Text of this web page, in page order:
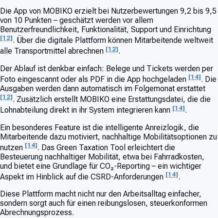
Die App von MOBIKO erzielt bei Nutzerbewertungen 9,2 bis 9,5
von 10 Punkten – geschätzt werden vor allem
Benutzerfreundlichkeit, Funktionalität, Support und Einrichtung
[12]. Über die digitale Plattform können Mitarbeitende weltweit
alle Transportmittel abrechnen [12].
Der Ablauf ist denkbar einfach: Belege und Tickets werden per
Foto eingescannt oder als PDF in die App hochgeladen [14]. Die
Ausgaben werden dann automatisch im Folgemonat erstattet
[12]. Zusätzlich erstellt MOBIKO eine Erstattungsdatei, die die
Lohnabteilung direkt in ihr System integrieren kann [14].
Ein besonderes Feature ist die intelligente Anreizlogik, die
Mitarbeitende dazu motiviert, nachhaltige Mobilitätsoptionen zu
nutzen [14]. Das Green Taxation Tool erleichtert die
Besteuerung nachhaltiger Mobilität, etwa bei Fahrradkosten,
und bietet eine Grundlage für CO₂-Reporting – ein wichtiger
Aspekt im Hinblick auf die CSRD-Anforderungen [14].
Diese Plattform macht nicht nur den Arbeitsalltag einfacher,
sondern sorgt auch für einen reibungslosen, steuerkonformen
Abrechnungsprozess.